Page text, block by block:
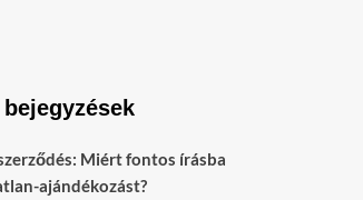
Miért fontos írásba
ajándékozást?